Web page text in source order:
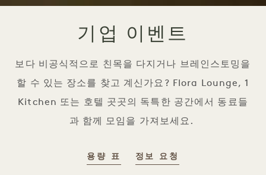
기업 이벤트
보다 비공식적으로 친목을 다지거나 브레인스토밍을
할 수 있는 장소를 찾고 계신가요? Flora Lounge, 1
Kitchen 또는 호텔 곳곳의 독특한 공간에서 동료들
과 함께 모임을 가져보세요.
용량 표 정보 요청